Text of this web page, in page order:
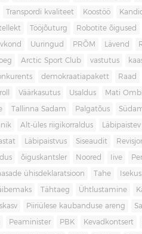
Transpordi kvaliteet Koostöö
Tööjõuturg Robotite õigused
Uuringud PRÕM Lävend
Arctic Sport Club vastutus
demokraatiapakett Raad
Väärkasutus Usaldus Mati
Tallinna Sadam Palgatõus
Alt-üles riigikorraldus
Läbipaistvus Siseaudit
õiguskantsler Noored Iive
ühisdeklaratsioon Tahe Isekus
Tähtaeg Ühtlustamine
Piiriülese kaubanduse areng
Peaminister PBK Kevadkontsert